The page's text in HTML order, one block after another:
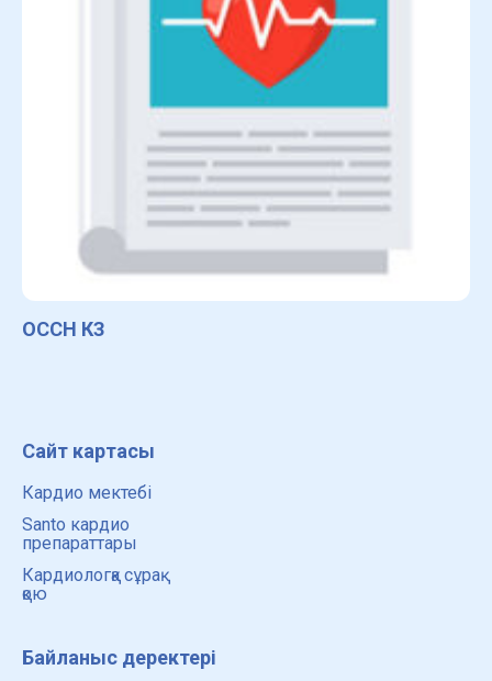
ОССН КЗ
Сайт картасы
Кардио мектебі
Santo кардио
препараттары
Кардиологқа сұрақ
қою
Байланыс деректері